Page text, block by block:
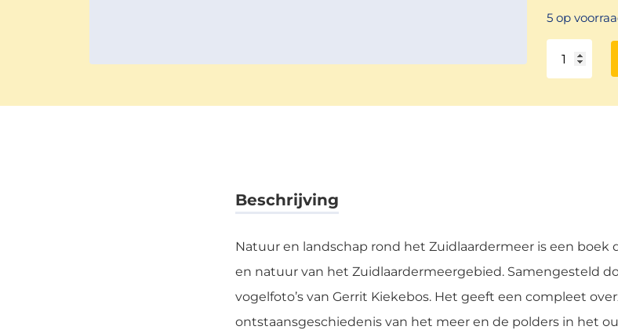
5 op
rond
Beschrijving
Natuur en landschap rond het Zuidlaardermeer is een boek
en natuur van het Zuidlaardermeergebied. Samengesteld
vogelfoto’s van Gerrit Kiekebos. Het geeft een compleet
ontstaansgeschiedenis van het meer en de polders in het